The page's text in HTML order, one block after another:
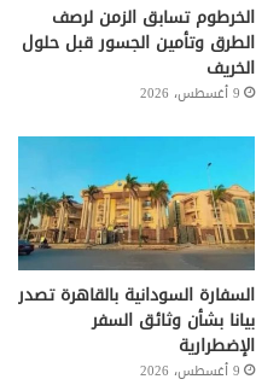
الخرطوم تسابق الزمن لرصف
الطرق وتأمين الجسور قبل حلول
الخريف
9 أغسطس، 2026
السفارة السودانية بالقاهرة تصدر
بيانا بشأن وثائق السفر
الإضطرارية
9 أغسطس، 2026